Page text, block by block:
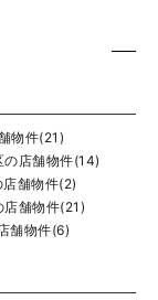
物件(21)
の店舗物件(14)
店舗物件(2)
店舗物件(21)
舗物件(6)